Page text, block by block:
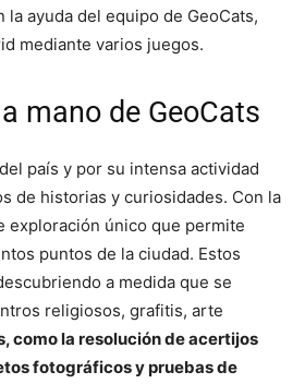
ayuda del equipo de GeoCats,
mediante varios juegos.
mano de GeoCats
país y por su intensa actividad
de historias y curiosidades. Con la
exploración único que permite
puntos de la ciudad. Estos
a medida que se
religiosos, grafitis, arte
como la resolución de acertijos
fotográficos y pruebas de